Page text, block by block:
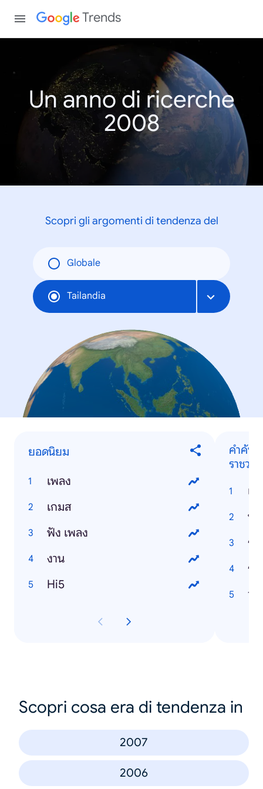
Trends
Un anno di ricerche
2008
Scopri gli argomenti di tendenza del
Globale
Tailandia
ยอดนิยม
เพลง
เกมส
ฟัง เพลง
งาน
Hi5
คำค้น
ราชวงศ์
เ
พ
ร.5
รา
วั
Scopri cosa era di tendenza in
2007
2006